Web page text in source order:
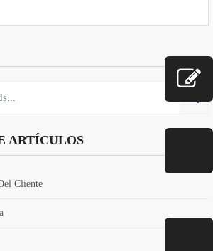
ARTÍCULOS
Cliente